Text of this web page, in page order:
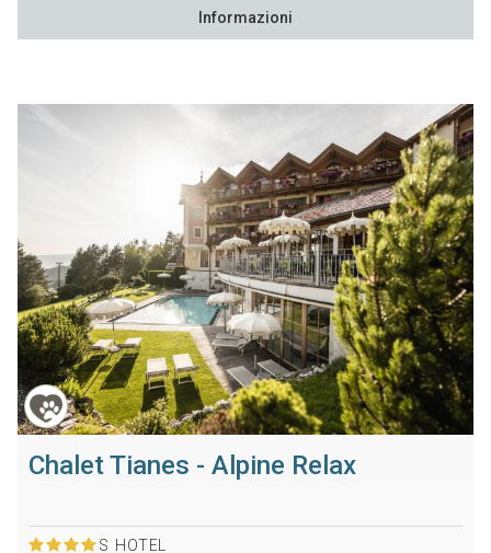
Informazioni
Chalet Tianes - Alpine Relax
S HOTEL